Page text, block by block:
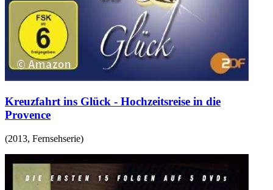
Kreuzfahrt ins Glück - Hochzeitsreise in die
Provence
(2013, Fernsehserie)